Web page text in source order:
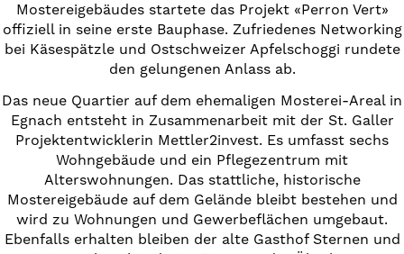
Mostereigebäudes startete das Projekt «Perron Vert»
offiziell in seine erste Bauphase. Zufriedenes Networking
bei Käsespätzle und Ostschweizer Apfelschoggi rundete
den gelungenen Anlass ab.
Das neue Quartier auf dem ehemaligen Mosterei-Areal in
Egnach entsteht in Zusammenarbeit mit der St. Galler
Projektentwicklerin Mettler2invest. Es umfasst sechs
Wohngebäude und ein Pflegezentrum mit
Alterswohnungen. Das stattliche, historische
Mostereigebäude auf dem Gelände bleibt bestehen und
wird zu Wohnungen und Gewerbeflächen umgebaut.
Ebenfalls erhalten bleiben der alte Gasthof Sternen und